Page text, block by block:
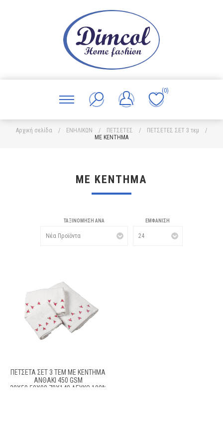
(0)
Αρχική σελίδα / ΕΝΗΛΙΚΩΝ / ΠΕΤΣΕΤΕΣ / ΠΕΤΣΕΤΕΣ ΣΕΤ 3 τεμ
/
ΜΕ ΚΕΝΤΗΜΑ
ΜΕ ΚΕΝΤΗΜΑ
ΤΑΞΙΝΌΜΗΣΗ ΑΝΆ ΕΜΦΆΝΙΣΗ
ΠΕΤΣΕΤΑ ΣΕΤ 3 ΤΕΜ ΜΕ ΚΈΝΤΗΜΑ
ΑΝΘΆΚΙ 450 GSM
30X50,50X90,70X140 ΛΕΥΚΌ 100%